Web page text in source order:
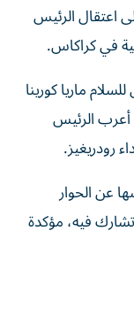
اعتقال الرئيس
في كراكاس.
ماريا كورينا
الرئيس
رودريغيز.
عن الحوار
فيه، مؤكدة